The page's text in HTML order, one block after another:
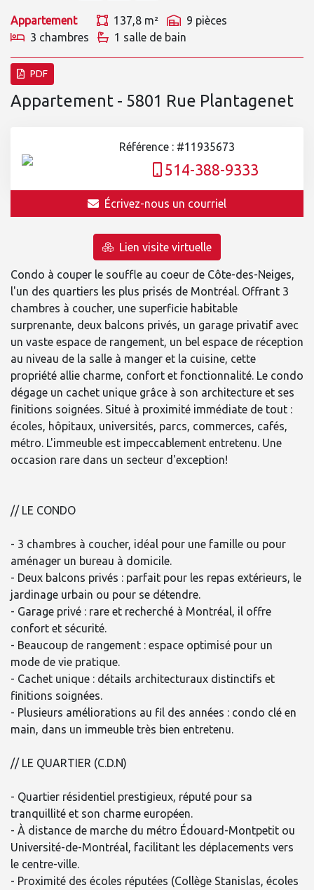
Appartement 137,8 m²
9 pièces
3 chambres
1 salle de bain
PDF
Appartement - 5801 Rue Plantagenet
Référence : #11935673
514-388-9333
Écrivez-nous un courriel
Lien visite virtuelle
Condo à couper le souffle au coeur de Côte-des-Neiges,
l'un des quartiers les plus prisés de Montréal. Offrant 3
chambres à coucher, une superficie habitable
surprenante, deux balcons privés, un garage privatif avec
un vaste espace de rangement, un bel espace de réception
au niveau de la salle à manger et la cuisine, cette
propriété allie charme, confort et fonctionnalité. Le condo
dégage un cachet unique grâce à son architecture et ses
finitions soignées. Situé à proximité immédiate de tout :
écoles, hôpitaux, universités, parcs, commerces, cafés,
métro. L'immeuble est impeccablement entretenu. Une
occasion rare dans un secteur d'exception!
// LE CONDO
- 3 chambres à coucher, idéal pour une famille ou pour
aménager un bureau à domicile.
- Deux balcons privés : parfait pour les repas extérieurs, le
jardinage urbain ou pour se détendre.
- Garage privé : rare et recherché à Montréal, il offre
confort et sécurité.
- Beaucoup de rangement : espace optimisé pour un
mode de vie pratique.
- Cachet unique : détails architecturaux distinctifs et
finitions soignées.
- Plusieurs améliorations au fil des années : condo clé en
main, dans un immeuble très bien entretenu.
// LE QUARTIER (C.D.N)
- Quartier résidentiel prestigieux, réputé pour sa
tranquillité et son charme européen.
- À distance de marche du métro Édouard-Montpetit ou
Université-de-Montréal, facilitant les déplacements vers
le centre-ville.
- Proximité des écoles réputées (Collège Stanislas, écoles